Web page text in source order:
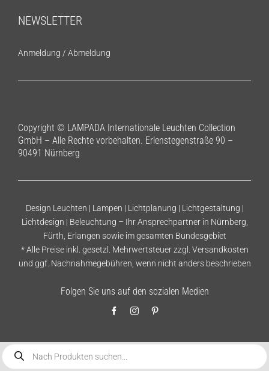
NEWSLETTER
Anmeldung / Abmeldung
Copyright © LAMPADA Internationale Leuchten Collection
GmbH – Alle Rechte vorbehalten. Erlenstegenstraße 90 –
90491 Nürnberg
Design Leuchten | Lampen | Lichtplanung | Lichtgestaltung |
Lichtdesign | Beleuchtung – Ihr Ansprechpartner in Nürnberg,
Fürth, Erlangen sowie im gesamten Bundesgebiet
* Alle Preise inkl. gesetzl. Mehrwertsteuer zzgl. Versandkosten
und ggf. Nachnahmegebühren, wenn nicht anders beschrieben
Folgen Sie uns auf den sozialen Medien
Products
search